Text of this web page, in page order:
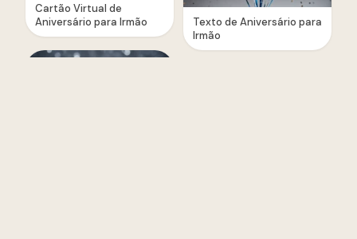
Cartão Virtual de
Aniversário para Irmão
Texto de Aniversário para
Irmão